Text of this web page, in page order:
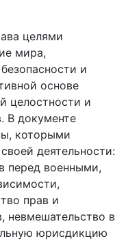
целями
мира,
и
основе
целостности и
В документе
которыми
деятельности:
перед военными,
прав и
невмешательство в
юрисдикцию